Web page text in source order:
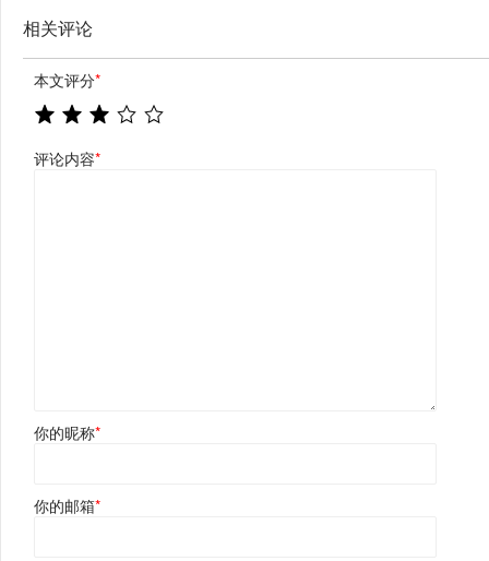
相关评论
本文评分*
评论内容*
你的昵称*
你的邮箱*